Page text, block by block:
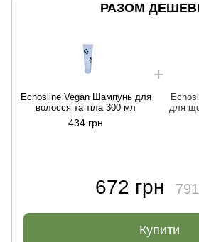
РАЗОМ
Echosline Vegan Шампунь для
волосся та тіла 300 мл
434 грн
для
672 грн
Купити